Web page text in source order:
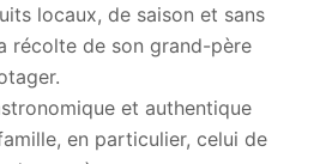
locaux, de saison et sans
récolte de son grand-père
et authentique
en particulier, celui de